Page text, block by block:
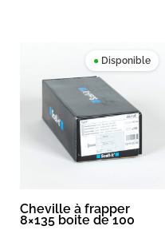
● Disponible
Cheville à frapper
8×135 boite de 100